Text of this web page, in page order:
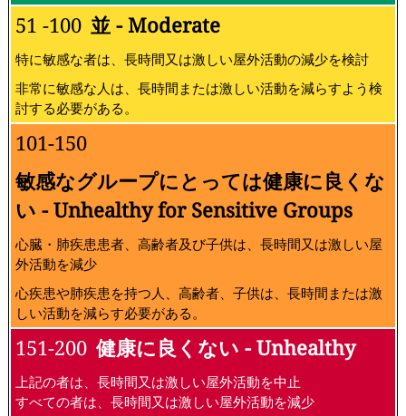
51 -100 並 - Moderate
特に敏感な者は、長時間又は激しい屋外活動の減少を検討
非常に敏感な人は、長時間または激しい活動を減らすよう検
討する必要がある。
101-150
敏感なグループにとっては健康に良くな
い - Unhealthy for Sensitive Groups
心臓・肺疾患患者、高齢者及び子供は、長時間又は激しい屋
外活動を減少
心疾患や肺疾患を持つ人、高齢者、子供は、長時間または激
しい活動を減らす必要がある。
151-200 健康に良くない - Unhealthy
上記の者は、長時間又は激しい屋外活動を中止
すべての者は、長時間又は激しい屋外活動を減少